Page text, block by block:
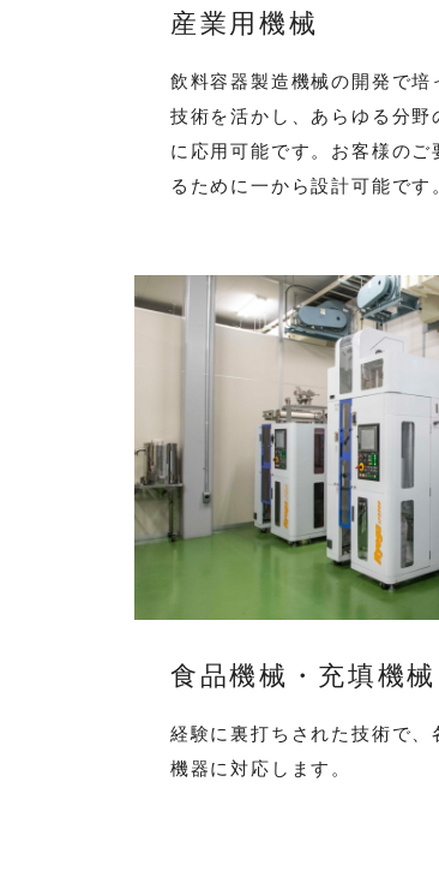
産業用機械
飲料容器製造機械の開発で培
技術を活かし、あらゆる分野
に応用可能です。お客様のご
るために一から設計可能です
食品機械・充填機械
経験に裏打ちされた技術で、
機器に対応します。